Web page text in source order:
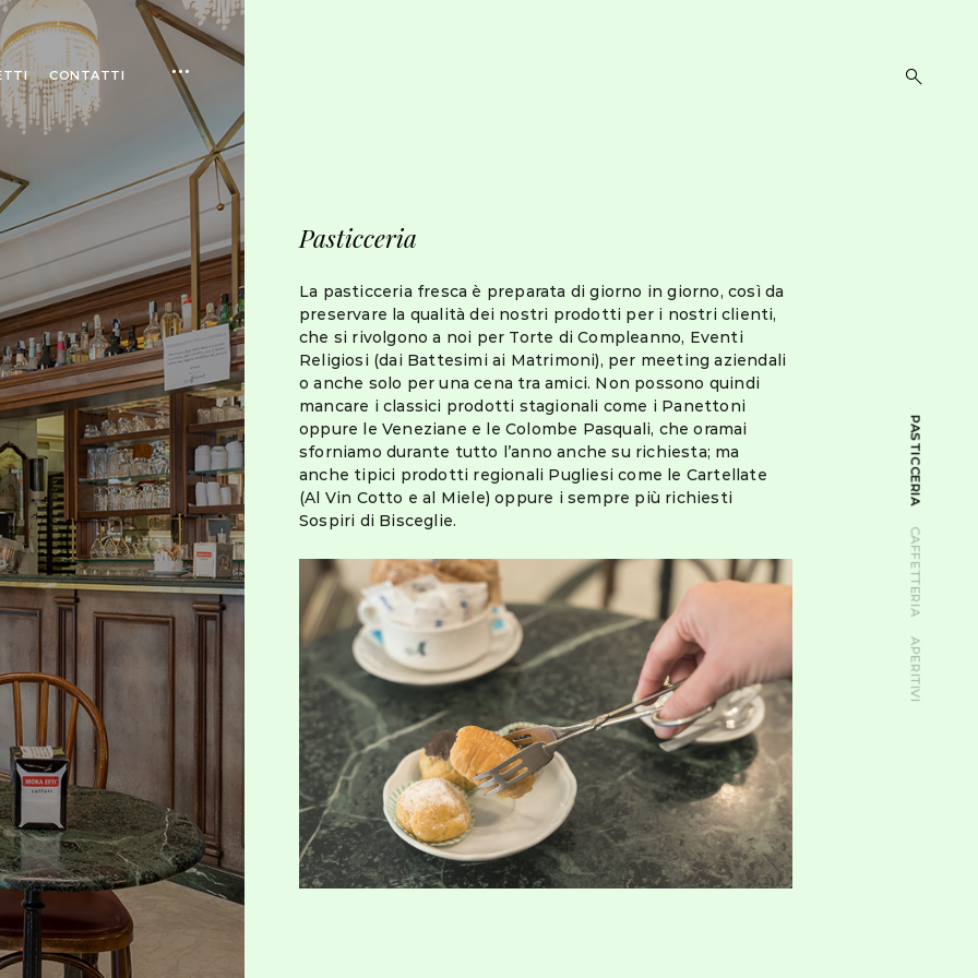
CONTATTI
open
sidebar
PASTICCERIA
CAFFETTERIA
APERITIVI
Pasticceria
La pasticceria fresca è preparata di giorno in giorno, così da
preservare la qualità dei nostri prodotti per i nostri clienti,
che si rivolgono a noi per Torte di Compleanno, Eventi
Religiosi (dai Battesimi ai Matrimoni), per meeting aziendali
o anche solo per una cena tra amici. Non possono quindi
mancare i classici prodotti stagionali come i Panettoni
oppure le Veneziane e le Colombe Pasquali, che oramai
sforniamo durante tutto l’anno anche su richiesta; ma
anche tipici prodotti regionali Pugliesi come le Cartellate
(Al Vin Cotto e al Miele) oppure i sempre più richiesti
Sospiri di Bisceglie.